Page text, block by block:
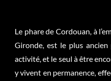
Le phare de Cordouan, à
Gironde, est le plus
activité, et le seul à être
y vivent en permanence,